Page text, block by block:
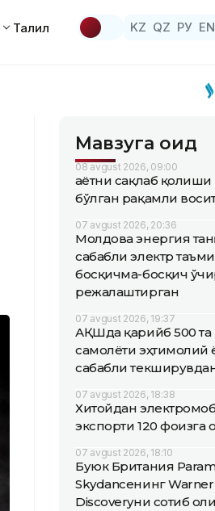
Таҳлил KZ QZ РУ EN
Мавзуга оид
08 avgust 2026, 09:00
Ҳаётни сақлаб
бўлган рақамли
07 avgust 2026, 20:36
Молдова энергия
сабабли электр
босқичма-босқич
режалаштирган
07 avgust 2026, 19:37
АҚШда қарийб 500 та
самолёти эҳтимолий
сабабли
07 avgust 2026, 18:38
Хитойдан
экспорти 120 фоизга
07 avgust 2026, 18:10
Буюк Британия
Skydanceнинг Warner
Discoveryни сотиб